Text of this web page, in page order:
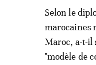
Selon le
marocaines
Maroc, a-t-il
"modèle de